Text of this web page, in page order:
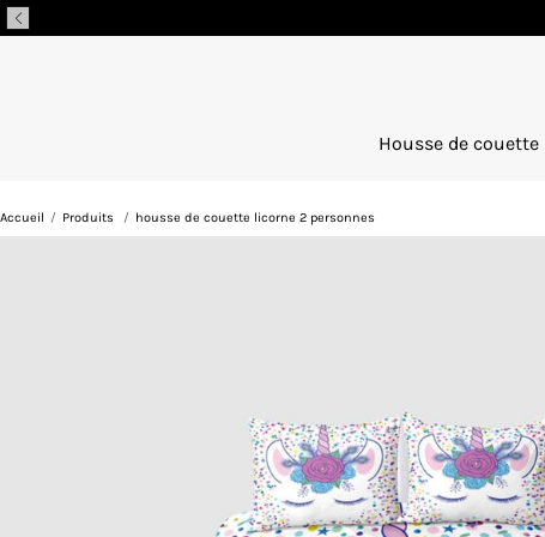
Passer
au
Housse de couette
Accueil / Produits / housse de couette licorne 2 personnes